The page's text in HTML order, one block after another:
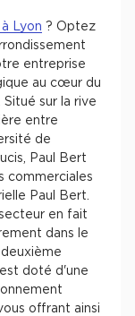
Lyon ? Optez
entreprise
au cœur du
sur la rive
entre
de
Paul Bert
commerciales
Paul Bert.
en fait
dans le
doté d'une
offrant ainsi